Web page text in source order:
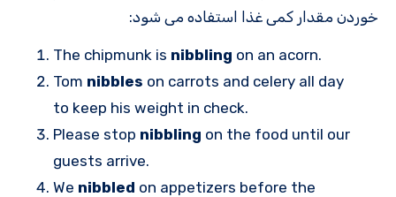
خوردن مقدار کمی غذا استفاده می شود:
The chipmunk is nibbling on an acorn.
Tom nibbles on carrots and celery all day
to keep his weight in check.
Please stop nibbling on the food until our
guests arrive.
We nibbled on appetizers before the